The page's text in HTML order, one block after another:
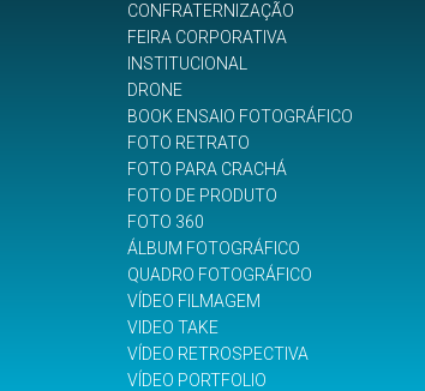
CONFRATERNIZAÇÃO
FEIRA CORPORATIVA
INSTITUCIONAL
DRONE
BOOK ENSAIO FOTOGRÁFICO
FOTO RETRATO
FOTO PARA CRACHÁ
FOTO DE PRODUTO
FOTO 360
ÁLBUM FOTOGRÁFICO
QUADRO FOTOGRÁFICO
VÍDEO FILMAGEM
VIDEO TAKE
VÍDEO RETROSPECTIVA
VÍDEO PORTFOLIO